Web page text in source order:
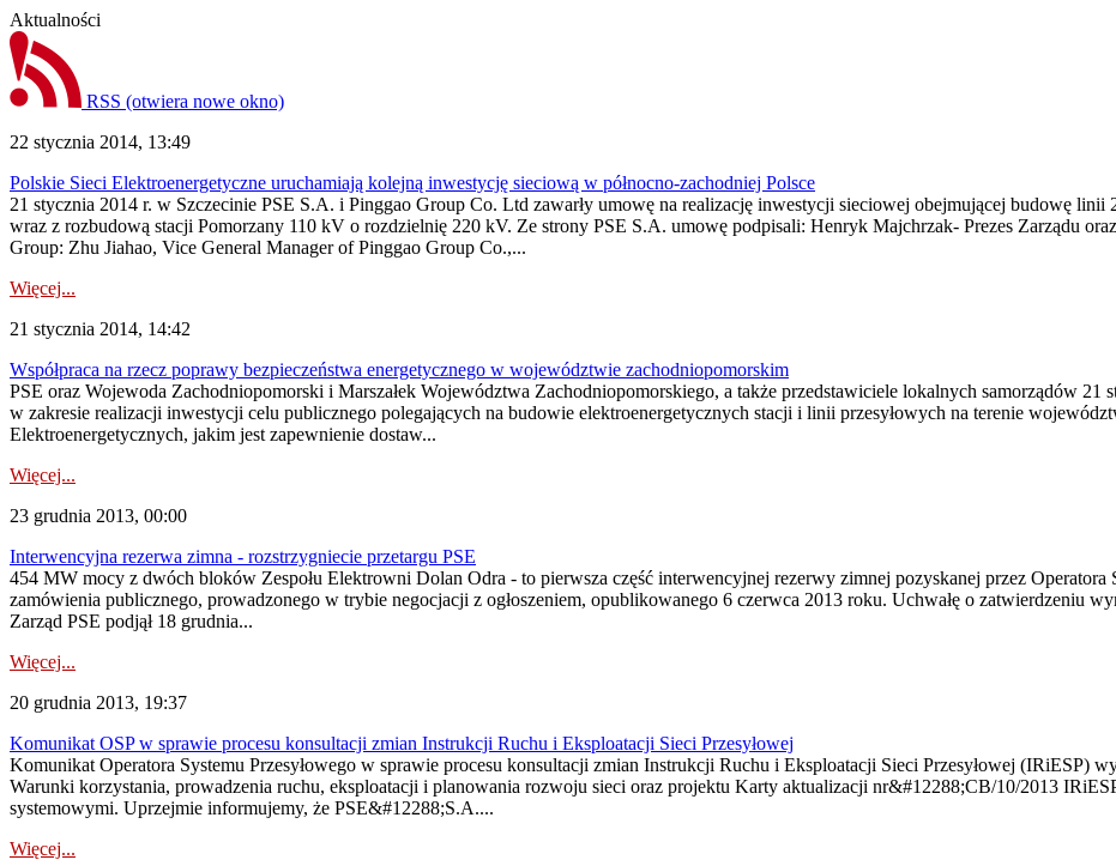
Aktualności
RSS (otwiera nowe okno)
22 stycznia 2014, 13:49
Polskie Sieci Elektroenergetyczne uruchamiają kolejną inwestycję sieciową w północno-zachodniej Polsce
21 stycznia 2014 r. w Szczecinie PSE S.A. i Pinggao Group Co. Ltd zawarły umowę na realizację inwestycji sieciowej obejmującej budowę
wraz z rozbudową stacji Pomorzany 110 kV o rozdzielnię 220 kV. Ze strony PSE S.A. umowę podpisali: Henryk Majchrzak- Prezes Zarządu
Group: Zhu Jiahao, Vice General Manager of Pinggao Group Co.,...
Więcej...
21 stycznia 2014, 14:42
Współpraca na rzecz poprawy bezpieczeństwa energetycznego w województwie zachodniopomorskim
PSE oraz Wojewoda Zachodniopomorski i Marszałek Województwa Zachodniopomorskiego, a także przedstawiciele lokalnych samorządów
w zakresie realizacji inwestycji celu publicznego polegających na budowie elektroenergetycznych stacji i linii przesyłowych na terenie
Elektroenergetycznych, jakim jest zapewnienie dostaw...
Więcej...
23 grudnia 2013, 00:00
Interwencyjna rezerwa zimna - rozstrzygniecie przetargu PSE
454 MW mocy z dwóch bloków Zespołu Elektrowni Dolan Odra - to pierwsza część interwencyjnej rezerwy zimnej pozyskanej przez
zamówienia publicznego, prowadzonego w trybie negocjacji z ogłoszeniem, opublikowanego 6 czerwca 2013 roku. Uchwałę o zatwierdzeniu
Zarząd PSE podjął 18 grudnia...
Więcej...
20 grudnia 2013, 19:37
Komunikat OSP w sprawie procesu konsultacji zmian Instrukcji Ruchu i Eksploatacji Sieci Przesyłowej
Komunikat Operatora Systemu Przesyłowego w sprawie procesu konsultacji zmian Instrukcji Ruchu i Eksploatacji Sieci Przesyłowej (IRiESP)
Warunki korzystania, prowadzenia ruchu, eksploatacji i planowania rozwoju sieci oraz projektu Karty aktualizacji nr&#12288;CB/10/2013
systemowymi. Uprzejmie informujemy, że PSE&#12288;S.A....
Więcej...